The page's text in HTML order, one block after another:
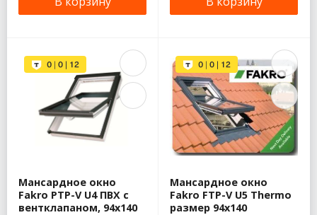
Мансардное окно
Fakro PTP-V U4 ПВХ с
вентклапаном, 94х140
Мансардное окно
Fakro FTP-V U5 Thermo
размер 94х140